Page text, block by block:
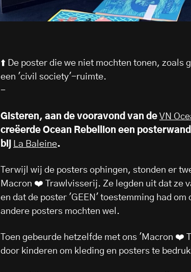
⬆️ De poster die we niet mochten tonen, zoals
een 'civil society'-ruimte.
-
Gisteren, aan de vooravond van de VN
creëerde Ocean Rebellion een
bij
La Baleine.
Terwijl wij de posters ophingen, stonden er
Macron ❤️ Trawlvisserij. Ze legden uit dat ze
en dat de poster 'GEEN' toestemming had om
andere posters mochten wel.
Toen gebeurde hetzelfde met ons 'Macron ❤️
door kinderen om kleding en posters te